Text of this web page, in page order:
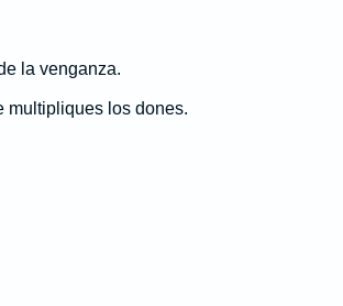
la venganza.
multipliques los dones.